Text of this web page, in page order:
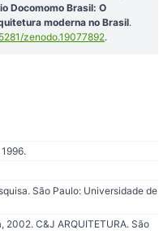
Docomomo Brasil: O
moderna no Brasil.
zenodo.19077892.
São Paulo: Universidade de
C&J ARQUITETURA. São